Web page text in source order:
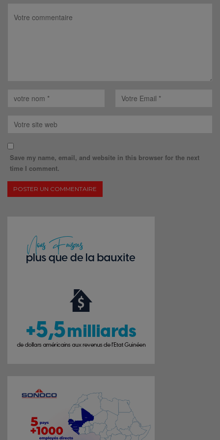
Save my name, email, and website in this browser for the next
time I comment.